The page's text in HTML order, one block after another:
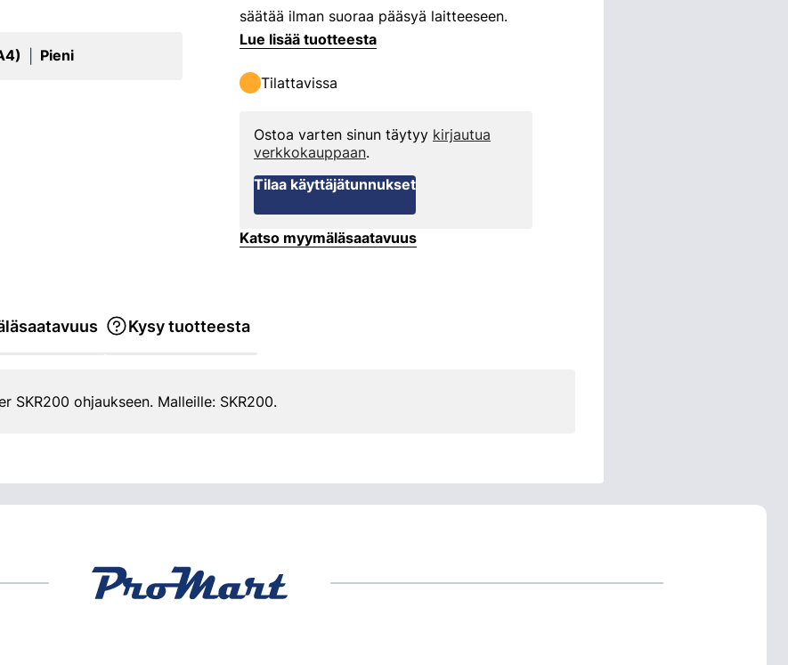
Pieni
säätää ilman suoraa pääsyä laitteeseen.
Lue lisää tuotteesta
Tilattavissa
Ostoa varten sinun täytyy kirjautua
verkkokauppaan.
Tilaa käyttäjätunnukset
Katso myymäläsaatavuus
Kysy tuotteesta
SKR200 ohjaukseen. Malleille: SKR200.